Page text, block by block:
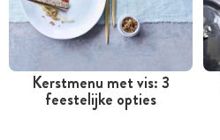
Kerstmenu met vis: 3
feestelijke opties